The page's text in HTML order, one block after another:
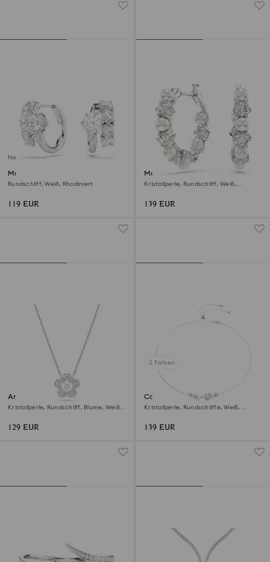
Neu
Matrix Kreolen
Rundschliff, Weiß, Rhodiniert
119 EUR
Matrix Kreolen
Kristallperle, Rundschliff, Weiß,
139 EUR
Ariana Grande x Swarovski
Anhänger
Kristallperle, Rundschliff, Blume, Weiß,
129 EUR
2 Farben
Constella Halskette
Kristallperle, Rundschliffe, Weiß,
139 EUR